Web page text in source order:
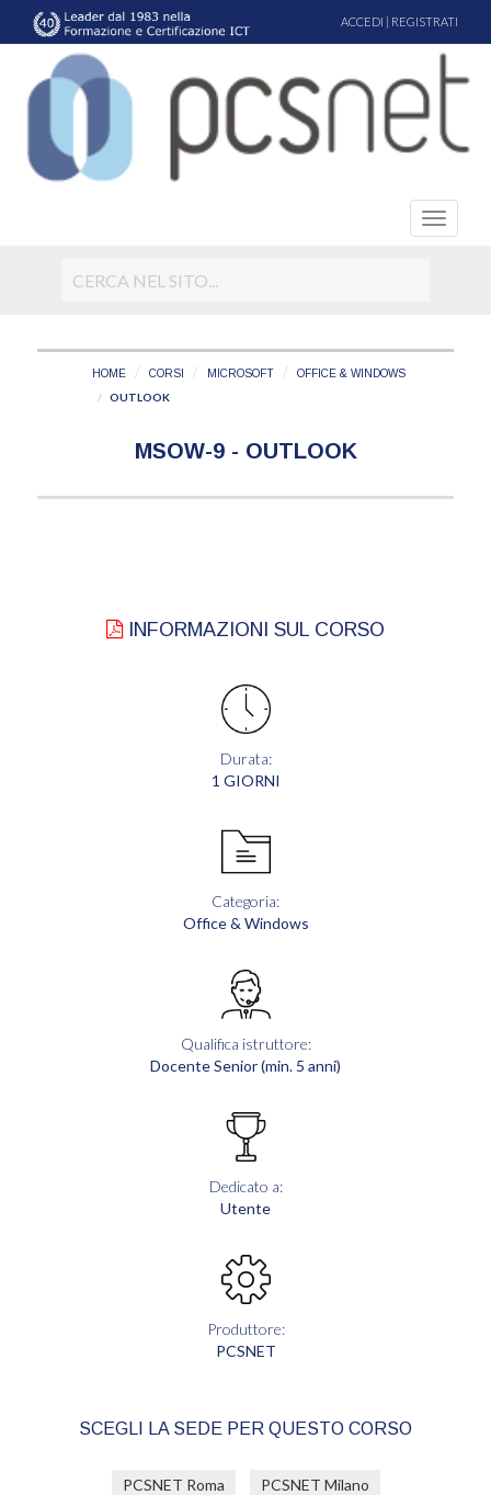
ACCEDI | REGISTRATI
HOME CORSI MICROSOFT OFFICE & WINDOWS
OUTLOOK
MSOW-9 - OUTLOOK
INFORMAZIONI SUL CORSO
Durata:
1 GIORNI
Categoria:
Office & Windows
Qualifica istruttore:
Docente Senior (min. 5 anni)
Dedicato a:
Utente
Produttore:
PCSNET
SCEGLI LA SEDE PER QUESTO CORSO
PCSNET Roma PCSNET Milano